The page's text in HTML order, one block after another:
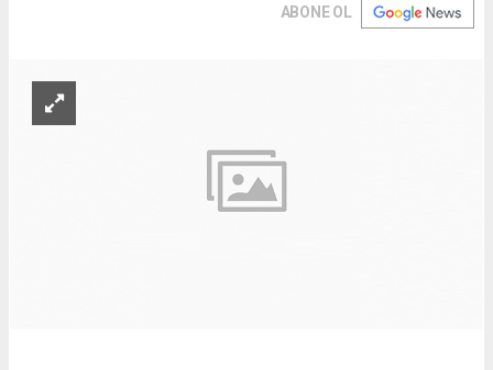
ABONE OL